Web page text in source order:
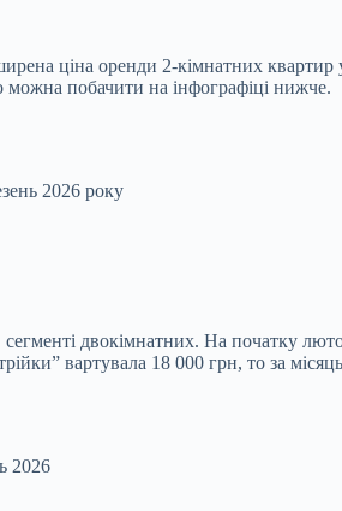
ціна оренди 2‑кімнатних
можна побачити на інфографіці нижче.
2026 року
сегменті двокімнатних. На початку
вартувала 18 000 грн, то за
2026